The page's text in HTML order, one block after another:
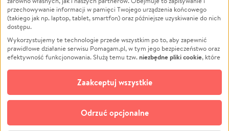
Pożar
Ukraina
Pomoc Finansowa
Projekty
Pogrzeb
Społeczność lokalna
Kultura
Wichura
NGO
Edukacja
Podróż
Impreza
Ochrona środowiska
Biznes
przechowywanie informacji w pamięci Twojego urządzenia końcowego
(takiego jak np. laptop, tablet, smartfon) oraz późniejsze uzyskiwanie do nich
dostępu.
Wykorzystujemy te technologie przede wszystkim po to, aby zapewnić
prawidłowe działanie serwisu Pomagam.pl, w tym jego bezpieczeństwo oraz
efektywność funkcjonowania. Służą temu tzw.niezbędne pliki cookie, które
opcjonalnych plików cookie
technologii do celów analitycznych i retargetingowych. Możesz wyrazić
zgodę na ich stosowanie lub jej odmówić. W dowolnym momencie masz
możliwość zmiany swoich preferencji na stronie „Zarządzaj zgodami cookie”,
do której link znajdziesz w stopce serwisu Pomagam.pl. Opcjonalne pliki
cookie wykorzystywane są w następujących celach:
Odrzuć opcjonalne
Zaakceptuj wszystkie